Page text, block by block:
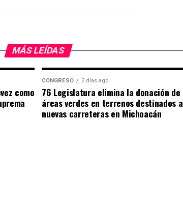
MÁS LEÍDAS
como
CONGRESO 2 días ago
76 Legislatura elimina la donación de
áreas verdes en terrenos destinados a
nuevas carreteras en Michoacán